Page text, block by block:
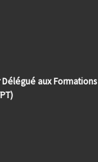
aux Formations